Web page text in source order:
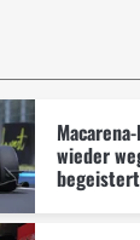
wieder
begeistert